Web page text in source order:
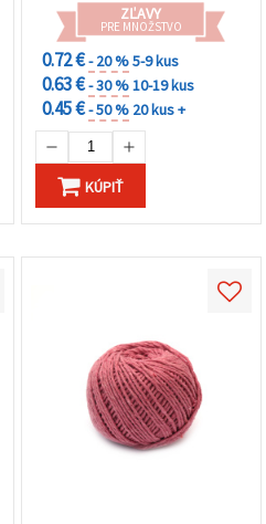
ZĽAVY
PRE MNOŽSTVO
0.72 €- 20 %5-9 kus
0.63 €- 30 %10-19 kus
0.45 €- 50 % 20 kus +
KÚPIŤ